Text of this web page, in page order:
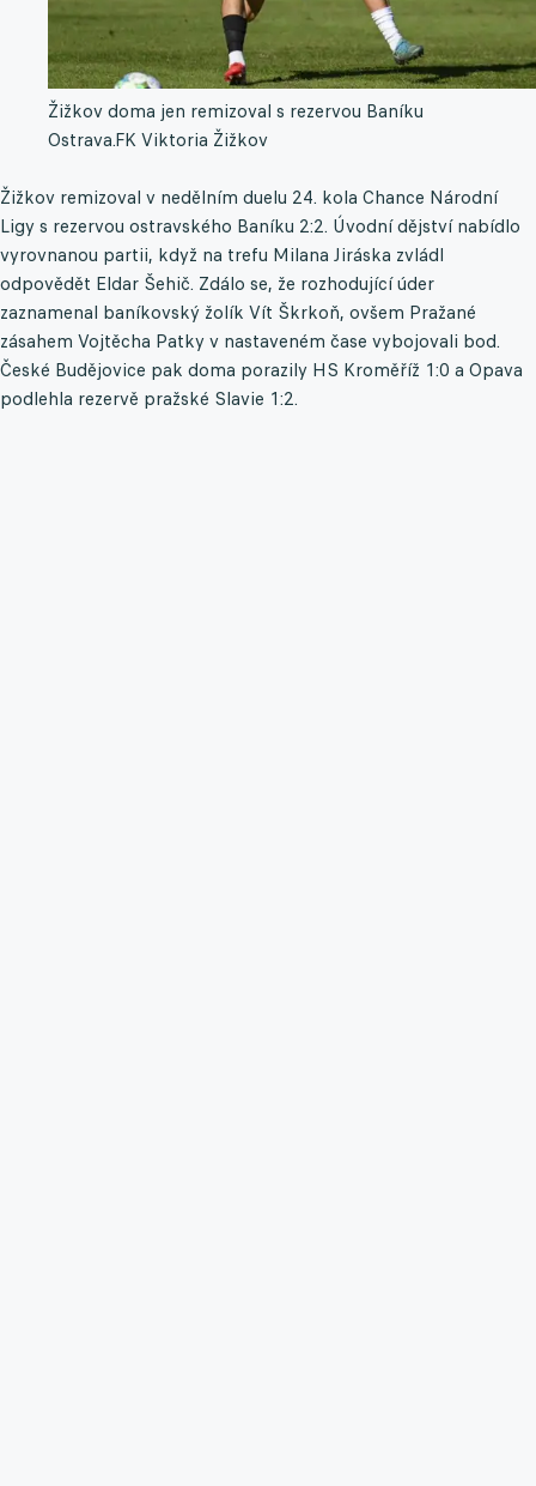
Žižkov doma jen remizoval s rezervou Baníku
Ostrava.FK Viktoria Žižkov
Žižkov remizoval v nedělním duelu 24. kola Chance Národní
Ligy s rezervou ostravského Baníku 2:2. Úvodní dějství nabídlo
vyrovnanou partii, když na trefu Milana Jiráska zvládl
odpovědět Eldar Šehič. Zdálo se, že rozhodující úder
zaznamenal baníkovský žolík Vít Škrkoň, ovšem Pražané
zásahem Vojtěcha Patky v nastaveném čase vybojovali bod.
České Budějovice pak doma porazily HS Kroměříž 1:0 a Opava
podlehla rezervě pražské Slavie 1:2.